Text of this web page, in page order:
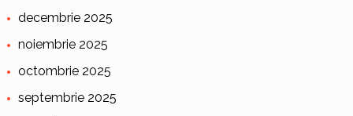
decembrie 2025
noiembrie 2025
octombrie 2025
septembrie 2025